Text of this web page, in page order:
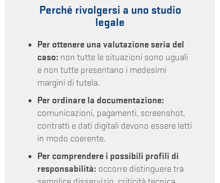
Perché rivolgersi a uno studio
legale
Per ottenere una valutazione seria del
caso: non tutte le situazioni sono uguali
e non tutte presentano i medesimi
margini di tutela.
Per ordinare la documentazione:
comunicazioni, pagamenti, screenshot,
contratti e dati digitali devono essere letti
in modo coerente.
Per comprendere i possibili profili di
responsabilità: occorre distinguere tra